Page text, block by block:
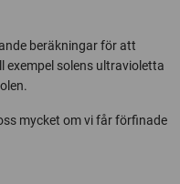
beräkningar för att
exempel solens ultravioletta
mycket om vi får förfinade